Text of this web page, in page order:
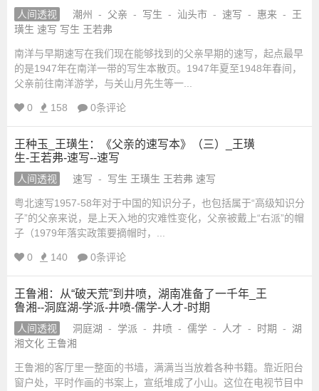
学
国
网
国
学
网
人间透视 潮州 - 父亲 - 写生 - 汕头市 - 速写 - 惠来 -
王
璜生 速写 写生 王若弗
南洋与早期速写在我们现在能够找到的父亲早期的速写，起点最早
的是1947年在南洋一带的写生本散页。1947年夏至1948年春间，
父亲前往南洋游学，与关山月先生等一...
0 158 0条评论
王种玉_王璜生：《父亲的速写本》（三）_王璜
生-王若弗-速写--速写
人间透视 速写 - 写生 王璜生 王若弗 速写
粤北速写1957-58年对于中国的知识分子，也包括属于“高级知识分
子”的父亲来说，是上天入地的灾难性变化，父亲被戴上“右派”的帽
子（1979年落实政策要摘帽时，...
0 140 0条评论
王鲁湘：从“破天荒”到井喷，湖南准备了一千年_王
鲁湘--洞庭湖-学派-井喷-儒学-人才-时期
人间透视 洞庭湖 - 学派 - 井喷 - 儒学 - 人才 - 时期 -
湖
湘文化 王鲁湘
王鲁湘的客厅里一整面的书墙，满满当当放着各种书籍。靠近阳台
窗户处，平时作画的书案上，宣纸堆成了小山。这位在电视节目中